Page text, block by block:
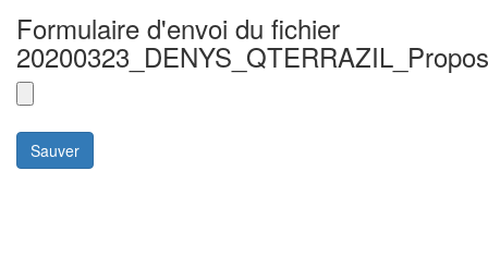
Formulaire d'envoi du fichier